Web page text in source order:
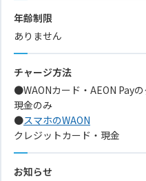
年齢制限
ありません
チャージ方法
●WAONカード・AEON Pay
現金のみ
●スマホのWAON
クレジットカード・現金
お知らせ